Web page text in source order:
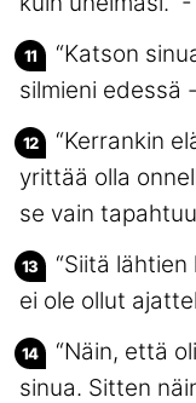
“Katson
silmieni edessä
“Kerrankin
yrittää olla
se vain
“Siitä
ei ole ollut
“Näin, että
sinua. Sitten